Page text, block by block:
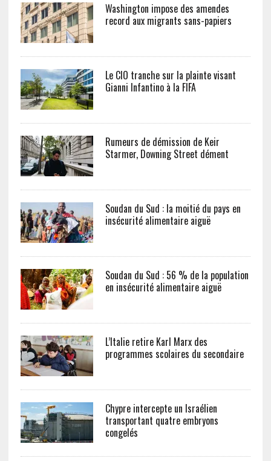
Washington impose des amendes
record aux migrants sans-papiers
Le CIO tranche sur la plainte visant
Gianni Infantino à la FIFA
Rumeurs de démission de Keir
Starmer, Downing Street dément
Soudan du Sud : la moitié du pays en
insécurité alimentaire aiguë
Soudan du Sud : 56 % de la population
en insécurité alimentaire aiguë
L’Italie retire Karl Marx des
programmes scolaires du secondaire
Chypre intercepte un Israélien
transportant quatre embryons
congelés